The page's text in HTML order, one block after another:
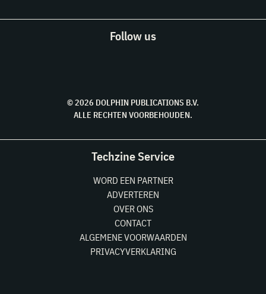
Follow us
© 2026 DOLPHIN PUBLICATIONS B.V.
ALLE RECHTEN VOORBEHOUDEN.
Techzine Service
WORD EEN PARTNER
ADVERTEREN
OVER ONS
CONTACT
ALGEMENE VOORWAARDEN
PRIVACYVERKLARING